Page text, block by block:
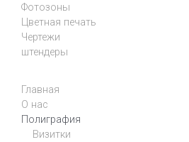
Фотозоны
Цветная печать
Чертежи
штендеры
Главная
О нас
Полиграфия
Визитки